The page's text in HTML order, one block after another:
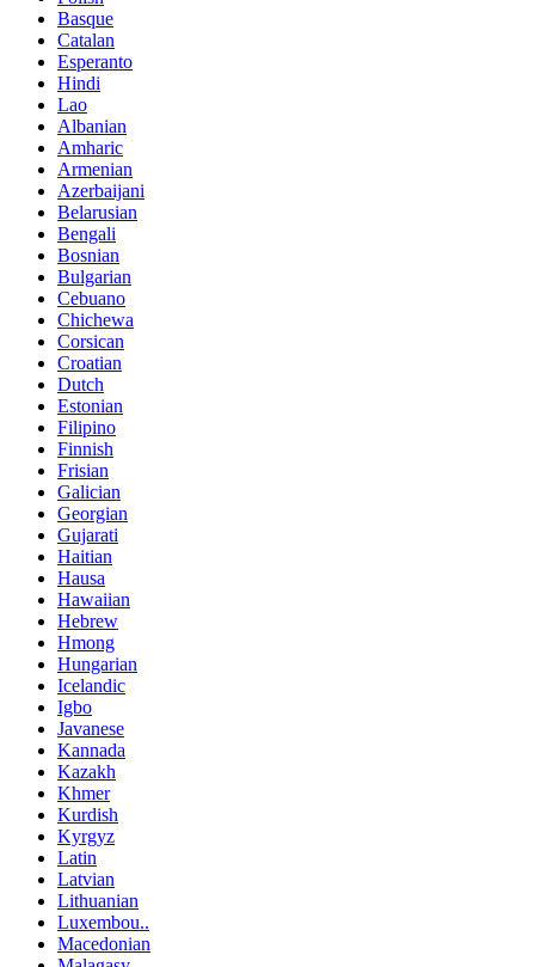
Basque
Catalan
Esperanto
Hindi
Lao
Albanian
Amharic
Armenian
Azerbaijani
Belarusian
Bengali
Bosnian
Bulgarian
Cebuano
Chichewa
Corsican
Croatian
Dutch
Estonian
Filipino
Finnish
Frisian
Galician
Georgian
Gujarati
Haitian
Hausa
Hawaiian
Hebrew
Hmong
Hungarian
Icelandic
Igbo
Javanese
Kannada
Kazakh
Khmer
Kurdish
Kyrgyz
Latin
Latvian
Lithuanian
Luxembou..
Macedonian